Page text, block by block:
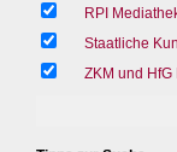
RPI
Staatliche
ZKM und HfG